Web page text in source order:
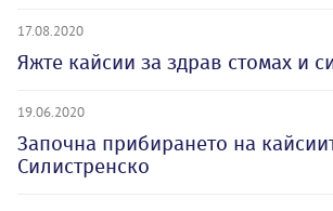
17.08.2020
Яжте кайсии за здрав стомах и
19.06.2020
Започна прибирането на
Силистренско